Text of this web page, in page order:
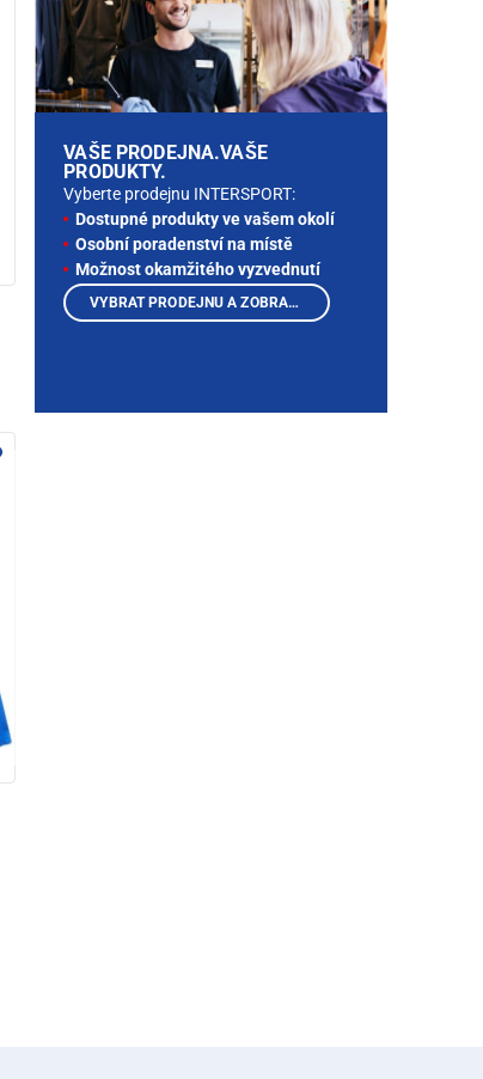
VAŠE PRODEJNA.VAŠE
PRODUKTY.
Vyberte prodejnu INTERSPORT:
Dostupné produkty ve vašem okolí
Osobní poradenství na místě
Možnost okamžitého vyzvednutí
VYBRAT PRODEJNU A ZOBRAZIT PRODUKTY